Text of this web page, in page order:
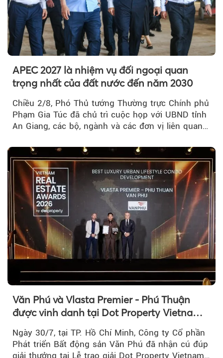
APEC 2027 là nhiệm vụ đối ngoại quan
trọng nhất của đất nước đến năm 2030
Chiều 2/8, Phó Thủ tướng Thường trực Chính phủ
Phạm Gia Túc đã chủ trì cuộc họp với UBND tỉnh
An Giang, các bộ, ngành và các đơn vị liên quan
Văn Phú và Vlasta Premier - Phú Thuận
được vinh danh tại Dot Property Vietnam
Real Estate Awards 2026
Ngày 30/7, tại TP. Hồ Chí Minh, Công ty Cổ phần
Phát triển Bất động sản Văn Phú đã nhận cú đúp
giải thưởng tại Lễ trao giải Dot Property Vietnam